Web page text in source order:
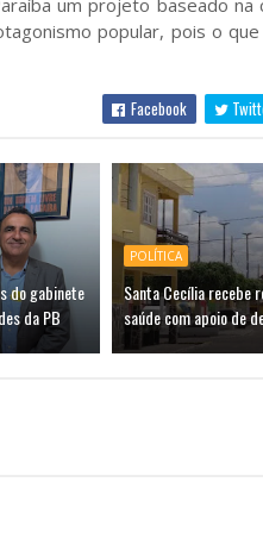
um projeto baseado na
popular, pois o
Facebook
do gabinete
da PB
POLÍTICA
Santa Cecília recebe
saúde com apoio de